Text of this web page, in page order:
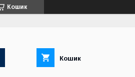
Кошик
Кошик